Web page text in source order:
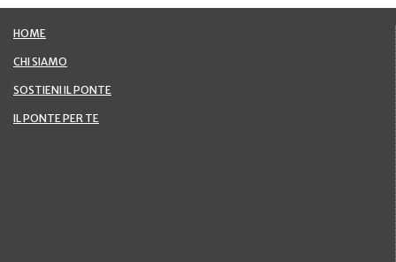
HOME
CHI SIAMO
SOSTIENI IL PONTE
IL PONTE PER TE